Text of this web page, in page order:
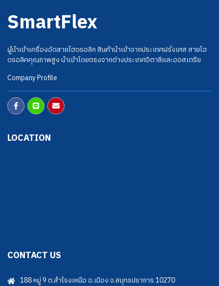
SmartFlex
ผู้นำเข้าเครื่องอัดสายไฮดรอลิก สินค้านำเข้าจากประเทศฝรั่งเศส สายไฮ
ดรอลิคคุณภาพสูง นำเข้าโดยตรงจากต่างประเทศอิตาลีและออสเตรีย
Company Profile
LOCATION
CONTACT US
188 หมู่ 9 ต.สำโรงเหนือ อ.เมือง จ.สมุทรปราการ 10270